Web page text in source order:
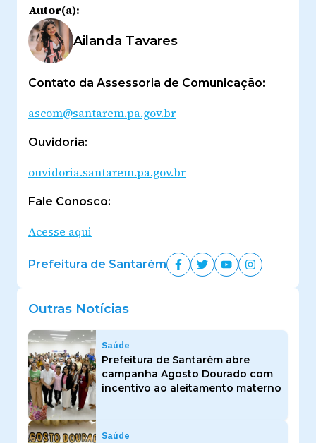
Autor(a):
Ailanda Tavares
Contato da Assessoria de Comunicação:
ascom@santarem.pa.gov.br
Ouvidoria:
ouvidoria.santarem.pa.gov.br
Fale Conosco:
Acesse aqui
Prefeitura de Santarém
Outras Notícias
Saúde
Prefeitura de Santarém abre
campanha Agosto Dourado com
incentivo ao aleitamento materno
Saúde